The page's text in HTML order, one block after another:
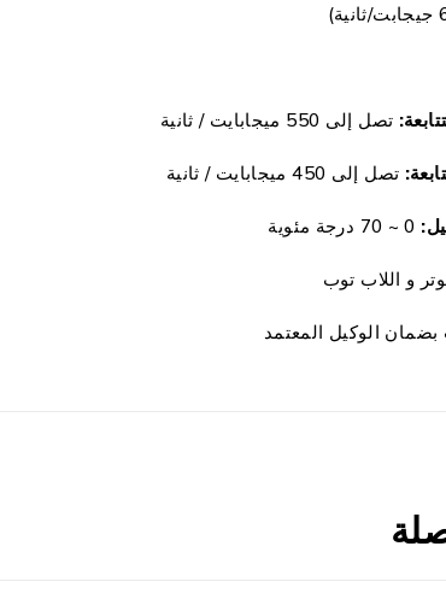
تصل إلى 550 ميجابايت / ثانية
تصل إلى 450 ميجابايت / ثانية
0 ~ 70 درجة مئوية
و اللاب توب